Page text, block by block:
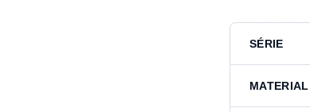
SÉRIE
MATERIAL